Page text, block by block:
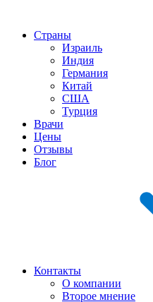
Страны
Израиль
Индия
Германия
Китай
США
Турция
Врачи
Цены
Отзывы
Блог
Контакты
О компании
Второе мнение